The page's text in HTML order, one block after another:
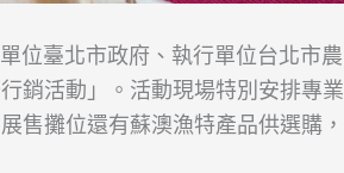
位臺北市政府、執行單位台北市農
銷活動」。活動現場特別安排專業
售攤位還有蘇澳漁特產品供選購，